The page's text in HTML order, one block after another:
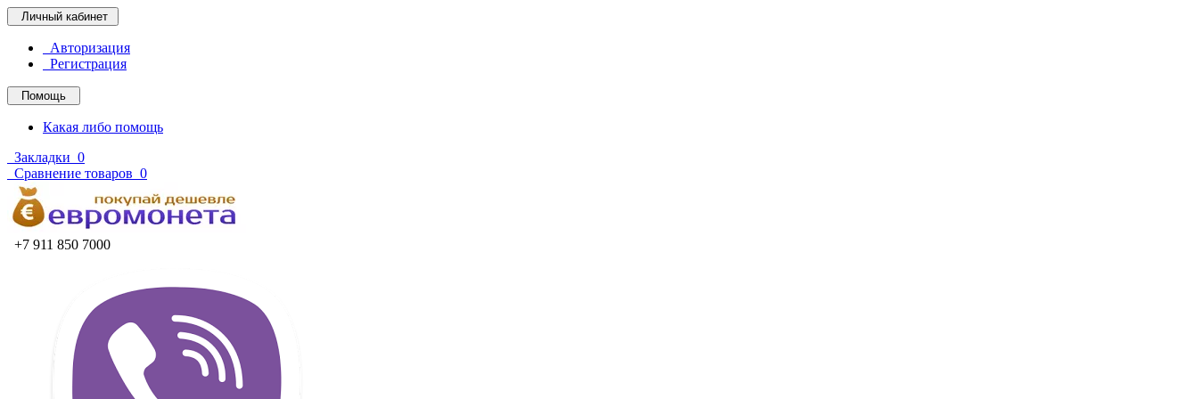
Личный кабинет
Авторизация
Регистрация
Помощь
Какая либо помощь
Закладки 0
Сравнение товаров 0
+7 911 850 7000